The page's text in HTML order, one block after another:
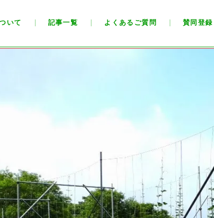
いて 記事一覧 よくあるご質問 賛同登録